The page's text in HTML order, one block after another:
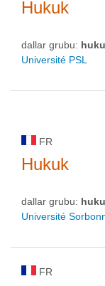
Hukuk
dallar grubu:
Université PSL
FR
Hukuk
dallar grubu:
Université
FR